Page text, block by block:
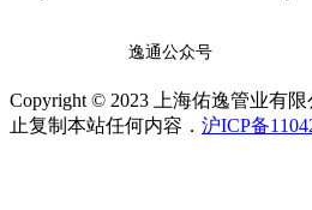
逸通公众号
Copyright © 2023 上海佑逸管业有
止复制本站任何内容． 沪ICP备